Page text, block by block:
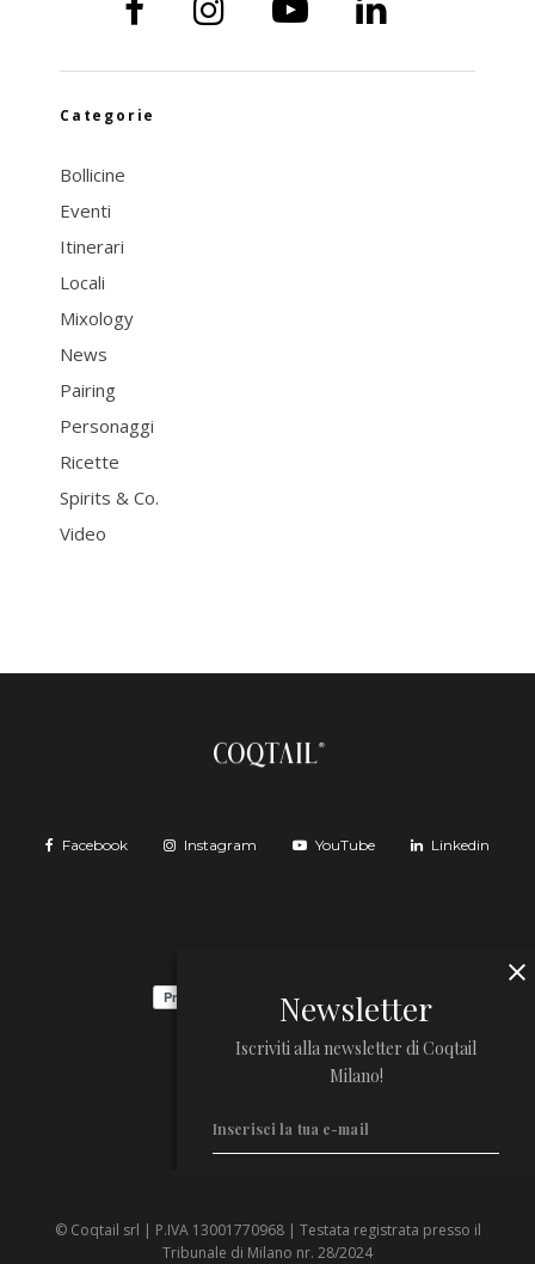
Categorie
Bollicine
Eventi
Itinerari
Locali
Mixology
News
Pairing
Personaggi
Ricette
Spirits & Co.
Video
Facebook Instagram YouTube Linkedin
Newsletter
Iscriviti alla newsletter di Coqtail
Milano!
Privacy Policy
© Coqtail srl | P.IVA 13001770968 | Testata registrata presso il
Tribunale di Milano nr. 28/2024